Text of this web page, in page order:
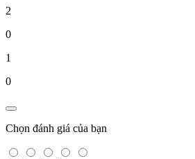
2
0
1
0
Chọn đánh giá của bạn